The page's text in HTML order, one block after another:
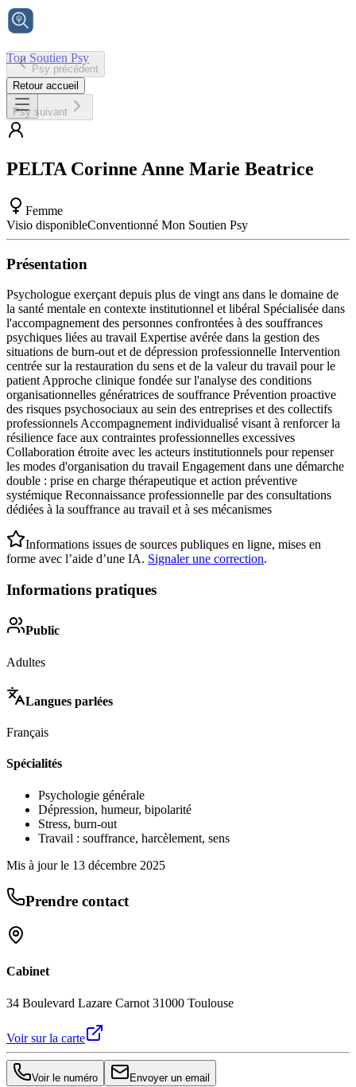
Ton Soutien Psy
Accueil
Psy précédent
Retour accueil
Psy suivant
PELTA Corinne Anne Marie Beatrice
Femme
Visio disponibleConventionné Mon Soutien Psy
Présentation
Psychologue exerçant depuis plus de vingt ans dans le domaine de
la santé mentale en contexte institutionnel et libéral Spécialisée dans
l'accompagnement des personnes confrontées à des souffrances
psychiques liées au travail Expertise avérée dans la gestion des
situations de burn-out et de dépression professionnelle Intervention
centrée sur la restauration du sens et de la valeur du travail pour le
patient Approche clinique fondée sur l'analyse des conditions
organisationnelles génératrices de souffrance Prévention proactive
des risques psychosociaux au sein des entreprises et des collectifs
professionnels Accompagnement individualisé visant à renforcer la
résilience face aux contraintes professionnelles excessives
Collaboration étroite avec les acteurs institutionnels pour repenser
les modes d'organisation du travail Engagement dans une démarche
double : prise en charge thérapeutique et action préventive
systémique Reconnaissance professionnelle par des consultations
dédiées à la souffrance au travail et à ses mécanismes
Informations issues de sources publiques en ligne, mises en
forme avec l’aide d’une IA. Signaler une correction.
Informations pratiques
Public
Adultes
Langues parlées
Français
Spécialités
Psychologie générale
Dépression, humeur, bipolarité
Stress, burn-out
Travail : souffrance, harcèlement, sens
Mis à jour le 13 décembre 2025
Prendre contact
Cabinet
34 Boulevard Lazare Carnot 31000 Toulouse
Voir sur la carte
Voir le numéro Envoyer un email